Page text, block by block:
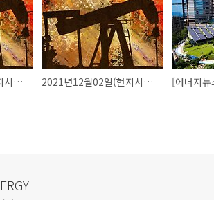
2021년12월03일(현지시간) 국제유가 시세 2021년12월02일(현지시간) 국제유가 시세